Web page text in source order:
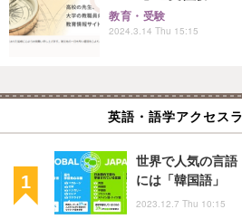
教育・受験
2024.3.14 Thu 15:15
英語・語学アクセス
世界で人気の言
には「韓国語」
2023.12.7 Thu 10:15